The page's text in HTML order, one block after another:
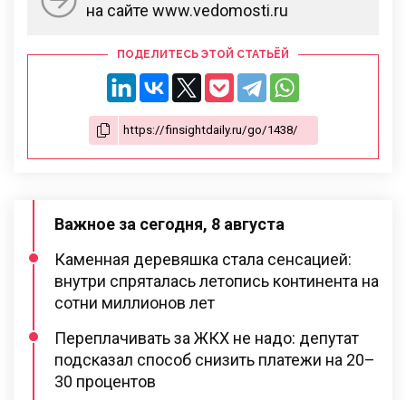
на сайте www.vedomosti.ru
ПОДЕЛИТЕСЬ ЭТОЙ СТАТЬЁЙ
Важное за сегодня, 8 августа
Каменная деревяшка стала сенсацией:
внутри спряталась летопись континента на
сотни миллионов лет
Переплачивать за ЖКХ не надо: депутат
подсказал способ снизить платежи на 20–
30 процентов